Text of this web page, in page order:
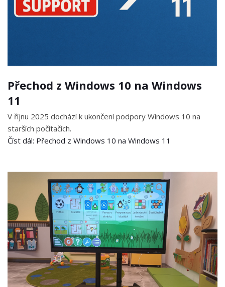
Přechod z Windows 10 na Windows
11
V říjnu 2025 dochází k ukončení podpory Windows 10 na
starších počítačích.
Číst dál: Přechod z Windows 10 na Windows 11